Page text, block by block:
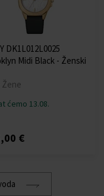
DK1L012L0025
Midi Black - Ženski
Žene
ćemo 13.08.
€